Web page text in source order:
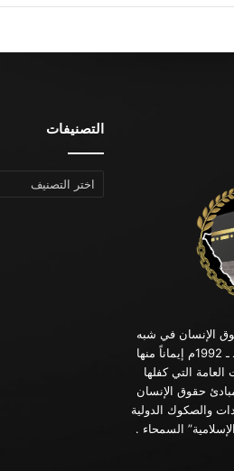
الإنسان في شبه
الجزيرة العربية عام 1413 هـ ـ 1992م إيماناً منها
التي كفلها
حقوق الإنسان
والصكوك الدولية
السمحاء .
التصنيفات
التصنيفات